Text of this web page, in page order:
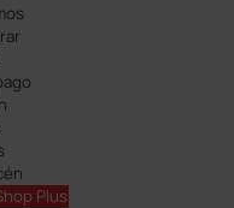
Plus